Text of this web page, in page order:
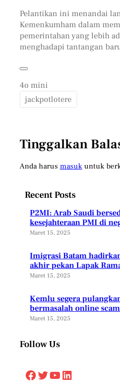
Pelantikan ini menandai
Kemenkumham dalam
pemerintahan yang lebih
menghadapi tantangan
4o mini
jackpotlotere
Tinggalkan
Anda harus masukuntuk
Recent Posts
P2MI: Arab Saudi
kesejahteraan PMI di
Maret 15, 2025
Imigrasi Batam
akhir pekan Lapak
Maret 15, 2025
Kemlu segera
bermasalah online
Maret 15, 2025
Follow Us
Facebook Twitter YouTube LinkedIn